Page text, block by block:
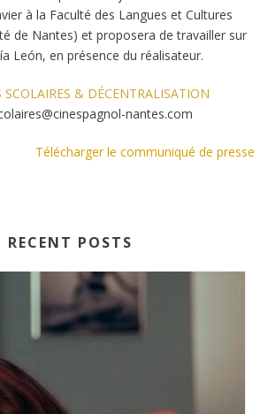
à la Faculté des Langues et Cultures
de Nantes) et proposera de travailler sur
León, en présence du réalisateur.
SCOLAIRES & DÉCENTRALISATION
nantes.com
Télécharger le communiqué de presse
RECENT POSTS